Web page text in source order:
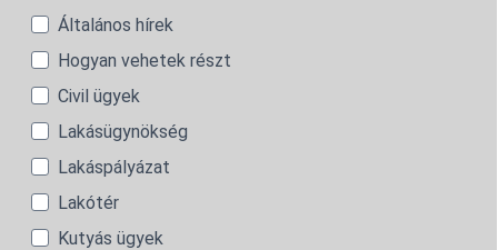
Általános hírek
Hogyan vehetek részt
Civil ügyek
Lakásügynökség
Lakáspályázat
Lakótér
Kutyás ügyek